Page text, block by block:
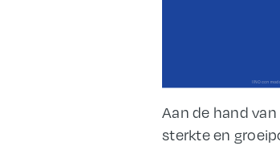
Aan de hand
sterkte en